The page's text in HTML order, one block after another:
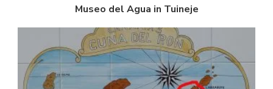
Museo del Agua in Tuineje